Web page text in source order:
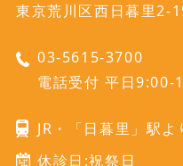
東京荒川区西日暮里2-
03-5615-3700
電話受付 平日
JR・「日暮里」駅
休診日:祝祭日